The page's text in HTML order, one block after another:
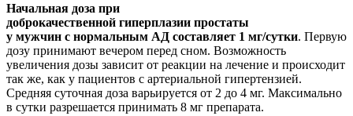
Начальная доза при
доброкачественной гиперплазии простаты
у мужчин с нормальным АД составляет 1 мг/сутки. Первую
дозу принимают вечером перед сном. Возможность
увеличения дозы зависит от реакции на лечение и происходит
так же, как у пациентов с артериальной гипертензией.
Средняя суточная доза варьируется от 2 до 4 мг. Максимально
в сутки разрешается принимать 8 мг препарата.